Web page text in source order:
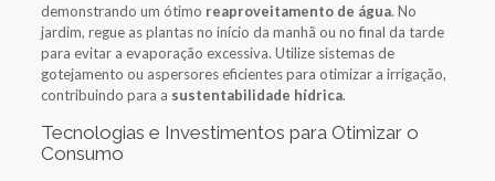
demonstrando um ótimo reaproveitamento de água. No
jardim, regue as plantas no início da manhã ou no final da tarde
para evitar a evaporação excessiva. Utilize sistemas de
gotejamento ou aspersores eficientes para otimizar a irrigação,
contribuindo para a sustentabilidade hídrica.
Tecnologias e Investimentos para Otimizar o
Consumo